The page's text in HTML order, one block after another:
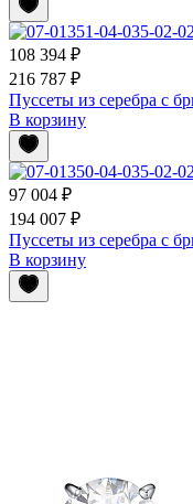
108 394 ₽
216 787 ₽
Пуссеты из серебра с
В корзину
97 004 ₽
194 007 ₽
Пуссеты из серебра с
В корзину